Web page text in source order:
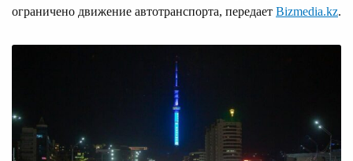
ограничено движение автотранспорта, передает Bizmedia.kz.